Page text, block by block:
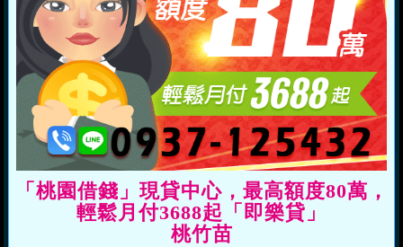
「桃園借錢」現貸中心，最高額度80萬，
輕鬆月付3688起「即樂貸」
桃竹苗